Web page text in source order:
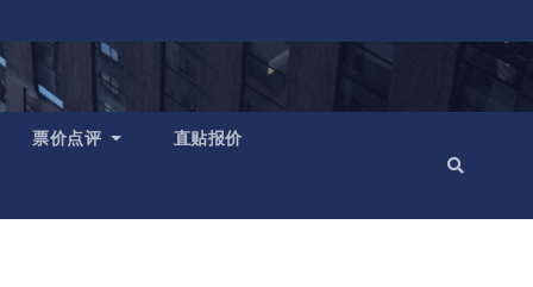
票价点评 直贴报价